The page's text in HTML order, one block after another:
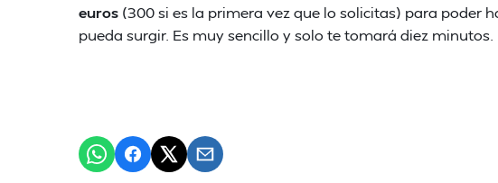
euros (300 si es la primera vez que lo solicitas) para poder
pueda surgir. Es muy sencillo y solo te tomará diez minutos.